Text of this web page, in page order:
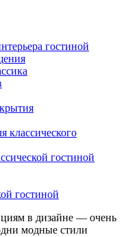
гостиной
классического
гостиной
гостиной
в дизайне — очень
модные стили